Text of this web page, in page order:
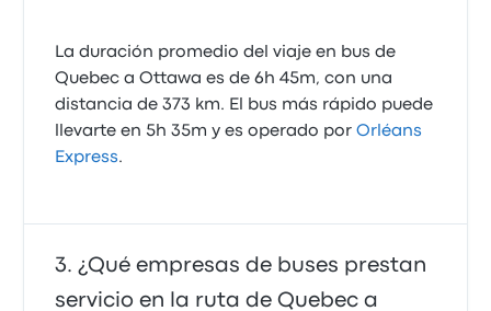
La duración promedio del viaje en bus de
Quebec a Ottawa es de 6h 45m, con una
distancia de 373 km. El bus más rápido puede
llevarte en 5h 35m y es operado porOrléans
Express.
¿Qué empresas de buses prestan
servicio en la ruta de Quebec a